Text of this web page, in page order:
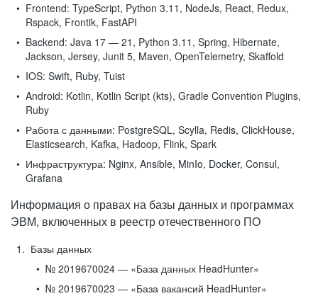
Frontend: TypeScript, Python 3.11, NodeJs, React, Redux,
Rspack, Frontik, FastAPI
Backend: Java 17 — 21, Python 3.11, Spring, Hibernate,
Jackson, Jersey, Junit 5, Maven, OpenTelemetry, Skaffold
IOS: Swift, Ruby, Tuist
Android: Kotlin, Kotlin Script (kts), Gradle Convention Plugins,
Ruby
Работа с данными: PostgreSQL, Scylla, Redis, ClickHouse,
Elasticsearch, Kafka, Hadoop, Flink, Spark
Инфраструктура: Nginx, Ansible, MinIo, Docker, Consul,
Grafana
Информация о правах на базы данных и программах
ЭВМ, включенных в реестр отечественного ПО
Базы данных
№ 2019670024 — «База данных HeadHunter»
№ 2019670023 — «База вакансий HeadHunter»